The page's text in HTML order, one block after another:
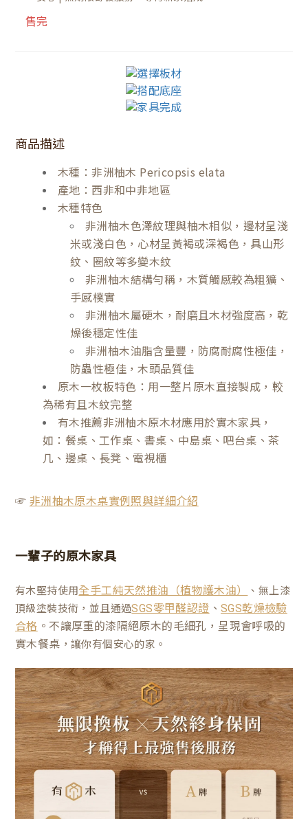
售完
商品描述
木種：非洲柚木 Pericopsis elata
產地：西非和中非地區
木種特色
非洲柚木色澤紋理與柚木相似，邊材呈淺
米或淺白色，心材呈黃褐或深褐色，具山形
紋、圈紋等多變木紋
非洲柚木結構勻稱，木質觸感較為粗獷、
手感樸實
非洲柚木屬硬木，耐磨且木材強度高，乾
燥後穩定性佳
非洲柚木油脂含量豐，防腐耐腐性極佳，
防蟲性極佳，木頭品質佳
原木一枚板特色：用一整片原木直接製成，較
為稀有且木紋完整
有木推薦非洲柚木原木材應用於實木家具，
如：餐桌、工作桌、書桌、中島桌、吧台桌、茶
几、邊桌、長凳、電視櫃
☞ 非洲柚木原木桌實例照與詳細介紹
一輩子的原木家具
有木堅持使用全手工純天然推油（植物護木油）
、無上漆
頂級塗裝技術，並且通過SGS零甲醛認證 、SGS乾燥檢驗
合格 。不讓厚重的漆隔絕原木的毛細孔，呈現會呼吸的
實木餐桌 ，讓你有個安心的家。